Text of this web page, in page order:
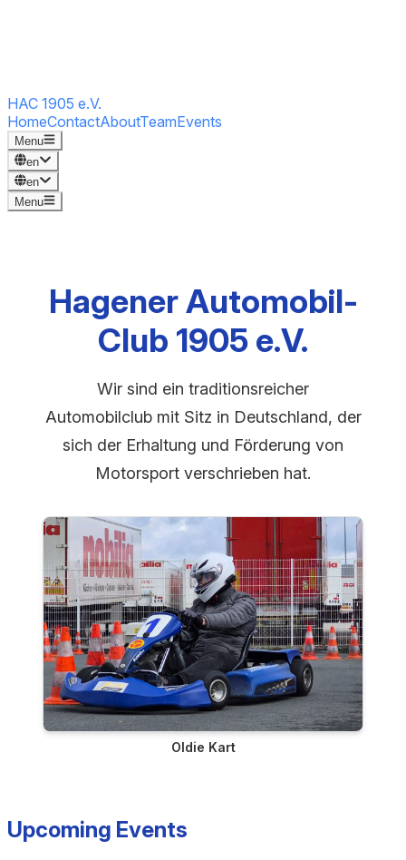
HAC 1905 e.V.
HomeContactAboutTeamEvents
Menu
en
en
Menu
Hagener Automobil-
Club 1905 e.V.
Wir sind ein traditionsreicher
Automobilclub mit Sitz in Deutschland, der
sich der Erhaltung und Förderung von
Motorsport verschrieben hat.
Oldie Kart
Upcoming Events